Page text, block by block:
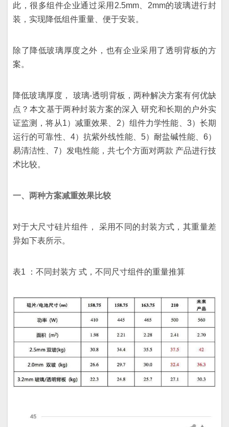
此，很多组件企业通过采用2.5mm、2mm的玻璃进行封
装，实现降低组件重量、便于安装。
除了降低玻璃厚度之外，也有企业采用了透明背板的方
案。
降低玻璃厚度， 玻璃-透明背板，两种解决方案有何优缺
点？本文基于两种封装方案的深入 研究和长期的户外实
证监测，将从1）减重效果、2）组件力学性能、3）长期
运行的可靠性、4）抗紫外线性能、5）耐盐碱性能、6）
易清洁性、7）发电性能，共七个方面对两款 产品进行技
术比较。
一、两种方案减重效果比较
对于大尺寸硅片组件， 采用不同的封装方式，其重量差
异如下表所示。
表1 ：不同封装方 式，不同尺寸组件的重量推算